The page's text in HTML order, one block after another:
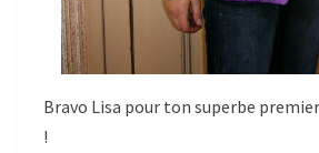
Bravo Lisa pour ton superbe
!